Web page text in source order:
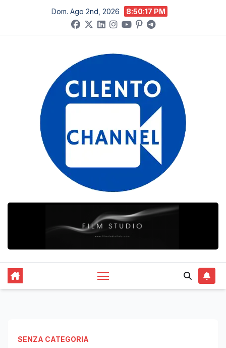
contenuto
Dom. Ago 2nd, 2026 8:50:18 PM
SENZA CATEGORIA